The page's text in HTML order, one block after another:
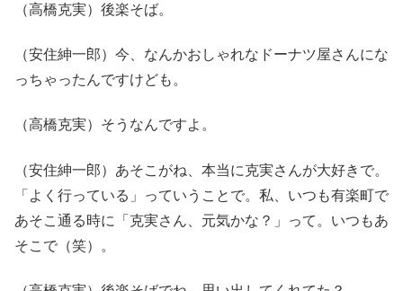
（高橋克実）後楽そば。
（安住紳一郎）今、なんかおしゃれなドーナツ屋さんにな
っちゃったんですけども。
（高橋克実）そうなんですよ。
（安住紳一郎）あそこがね、本当に克実さんが大好きで。
「よく行っている」っていうことで。私、いつも有楽町で
あそこ通る時に「克実さん、元気かな？」って。いつもあ
そこで（笑）。